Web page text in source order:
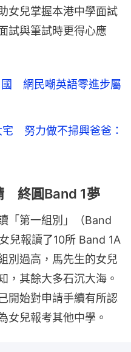
女兒掌握本港中學面試
試與筆試時更得心應
國 網民嘲英語零進步屬
努力做不掃興爸爸：
終圓Band 1夢
「第一組別」（Band
兒報讀了10所 Band 1A
別過高，馬先生的女兒
，其餘大多石沉大海。
開始對申請手續有所認
女兒報考其他中學。